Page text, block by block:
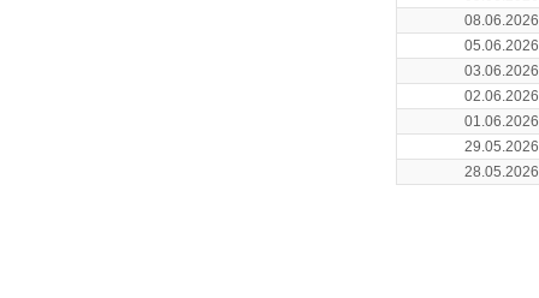
08.06.2026
05.06.2026
03.06.2026
02.06.2026
01.06.2026
29.05.2026
28.05.2026